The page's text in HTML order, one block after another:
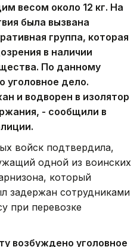
весом около 12 кг. На
была вызвана
группа, которая
в наличии
По данному
уголовное дело.
и водворен в изолятор
- сообщили в
войск подтвердила,
одной из воинских
который
задержан сотрудниками
при перевозке
возбуждено уголовное